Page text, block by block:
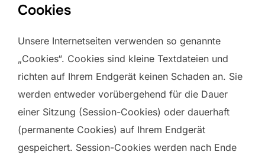
Cookies
Unsere Internetseiten verwenden so genannte
„Cookies“. Cookies sind kleine Textdateien und
richten auf Ihrem Endgerät keinen Schaden an. Sie
werden entweder vorübergehend für die Dauer
einer Sitzung (Session-Cookies) oder dauerhaft
(permanente Cookies) auf Ihrem Endgerät
gespeichert. Session-Cookies werden nach Ende